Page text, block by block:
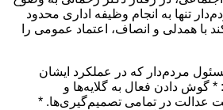
تنها به انجام وظیفه اداری محدود
با همدلی و انصاف، اعتماد عمومی را
مردم‌دار که در عملکرد ایشان
گوش دادن فعال به گلایه‌ها و
عدالت در تمامی تصمیم‌گیری‌ها. *